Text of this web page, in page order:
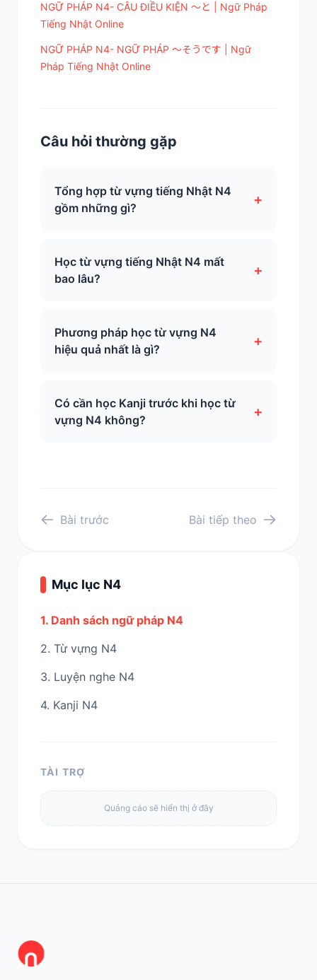
NGỮ PHÁP N4- CÂU ĐIỀU KIỆN ～と | Ngữ Pháp
Tiếng Nhật Online
NGỮ PHÁP N4- NGỮ PHÁP ～そうです | Ngữ
Pháp Tiếng Nhật Online
Câu hỏi thường gặp
Tổng hợp từ vựng tiếng Nhật N4
gồm những gì?
+
Học từ vựng tiếng Nhật N4 mất
bao lâu?
+
Phương pháp học từ vựng N4
hiệu quả nhất là gì?
+
Có cần học Kanji trước khi học từ
vựng N4 không?
+
Bài trước Bài tiếp theo
Mục lục N4
1. Danh sách ngữ pháp N4
2. Từ vựng N4
3. Luyện nghe N4
4. Kanji N4
TÀI TRỢ
Quảng cáo sẽ hiển thị ở đây